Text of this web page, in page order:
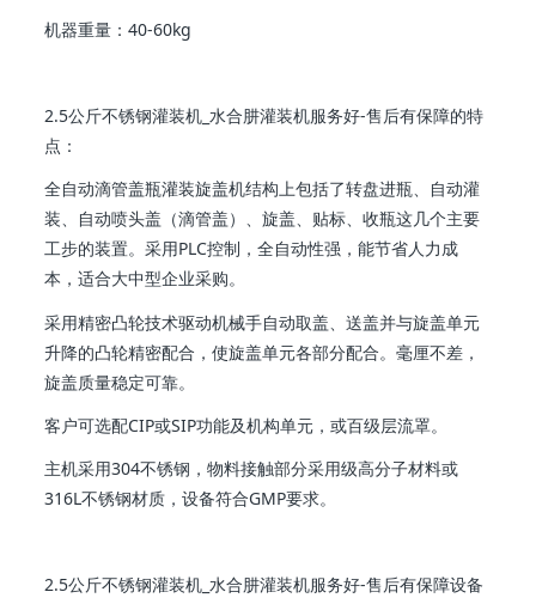
机器重量：40-60kg
2.5公斤不锈钢灌装机_水合肼灌装机服务好-售后有保障的特
点：
全自动滴管盖瓶灌装旋盖机结构上包括了转盘进瓶、自动灌
装、自动喷头盖（滴管盖）、旋盖、贴标、收瓶这几个主要
工步的装置。采用PLC控制，全自动性强，能节省人力成
本，适合大中型企业采购。
采用精密凸轮技术驱动机械手自动取盖、送盖并与旋盖单元
升降的凸轮精密配合，使旋盖单元各部分配合。毫厘不差，
旋盖质量稳定可靠。
客户可选配CIP或SIP功能及机构单元，或百级层流罩。
主机采用304不锈钢，物料接触部分采用级高分子材料或
316L不锈钢材质，设备符合GMP要求。
2.5公斤不锈钢灌装机_水合肼灌装机服务好-售后有保障设备